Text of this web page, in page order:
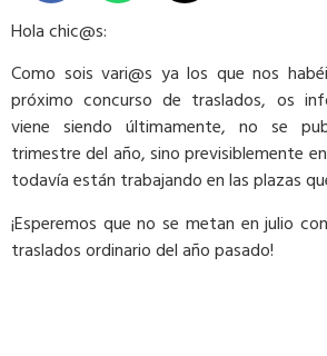
Hola chic@s:
Como sois vari@s ya los que nos
próximo concurso de traslados, os
viene siendo últimamente, no se
trimestre del año, sino previsiblemente
todavía están trabajando en las plazas
¡Esperemos que no se metan en julio
traslados ordinario del año pasado!